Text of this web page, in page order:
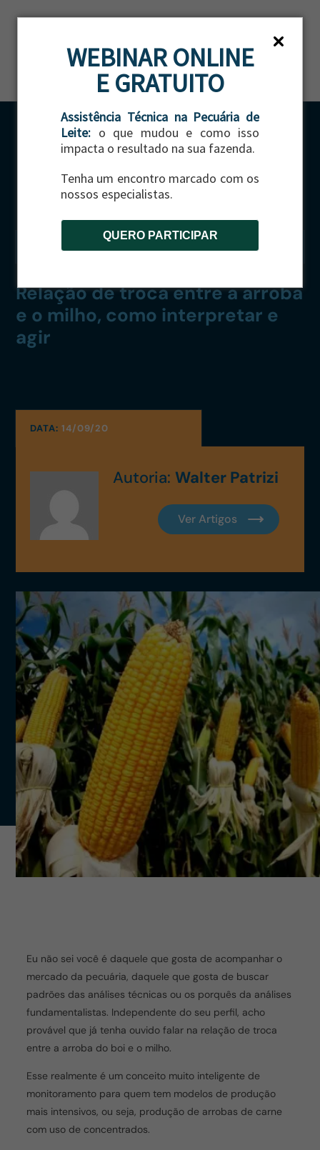
WEBINAR ONLINE
E GRATUITO
Assistência Técnica na Pecuária de
Leite: o que mudou e como isso
impacta o resultado na sua fazenda.
Tenha um encontro marcado com os
nossos especialistas.
QUERO PARTICIPAR
CATEGORIA:GADO DE CORTE|GESTÃO
Relação de troca entre a arroba
e o milho, como interpretar e
agir
DATA:14/09/20
Autoria: Walter Patrizi
Eu não sei você é daquele que gosta de acompanhar o
mercado da pecuária, daquele que gosta de buscar
padrões das análises técnicas ou os porquês da análises
fundamentalistas. Independente do seu perfil, acho
provável que já tenha ouvido falar na relação de troca
entre a arroba do boi e o milho.
Esse realmente é um conceito muito inteligente de
monitoramento para quem tem modelos de produção
mais intensivos, ou seja, produção de arrobas de carne
com uso de concentrados.